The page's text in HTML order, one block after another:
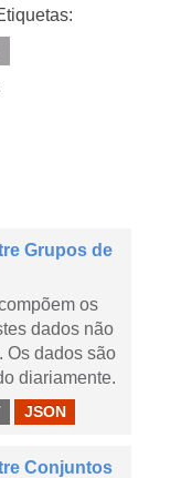
Grupos de
os
dados não
Os dados são
diariamente.
JSON
Conjuntos